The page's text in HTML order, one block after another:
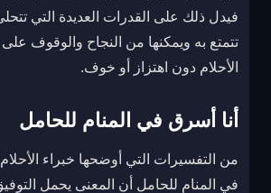
فيدل ذلك على القدرات العديدة التي
تتمتع به ويمكنها من النجاح والوقوف
الأحلام دون اهتزاز أو خوف.
أنا أسرق في المنام للحامل
من التفسيرات التي أوضحها خبراء
في المنام للحامل أن المعنى يحمل